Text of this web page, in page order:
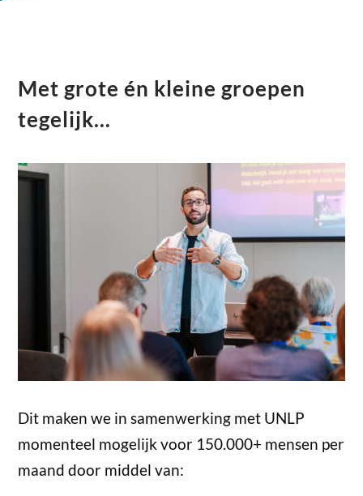
Met grote én kleine groepen
tegelijk…
Dit maken we in samenwerking met UNLP
momenteel mogelijk voor 150.000+ mensen per
maand door middel van: